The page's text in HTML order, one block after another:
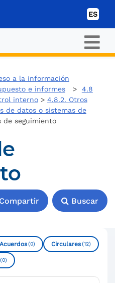
ES
a la información
e informes> 4.8
interno> 4.8.2. Otros
de datos o sistemas de
de seguimiento
Compartir Buscar
Acuerdos(0) Circulares(12)
(0)